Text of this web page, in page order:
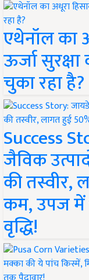
एथेनॉल का
ऊर्जा
चुका रहा है?
Success
जैविक
की तस्वीर,
कम, उपज में
वृद्धि!